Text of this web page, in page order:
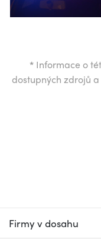
* Informace o
dostupných zdrojů
Firmy v dosahu